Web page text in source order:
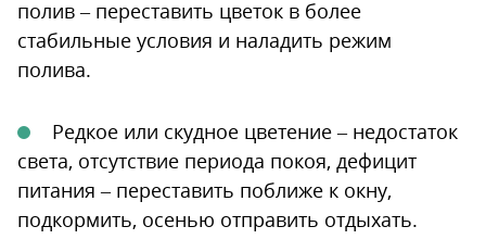
полив – переставить цветок в более
стабильные условия и наладить режим
полива.
Редкое или скудное цветение – недостаток
света, отсутствие периода покоя, дефицит
питания – переставить поближе к окну,
подкормить, осенью отправить отдыхать.